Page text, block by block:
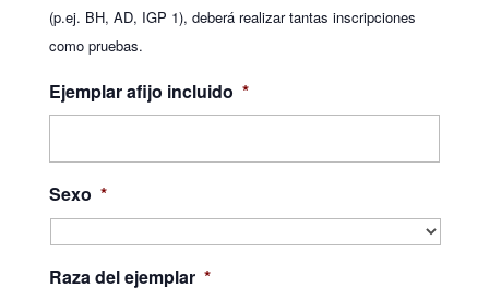
(p.ej. BH, AD, IGP 1), deberá realizar tantas inscripciones
como pruebas.
Ejemplar afijo incluido *
Sexo *
Raza del ejemplar *